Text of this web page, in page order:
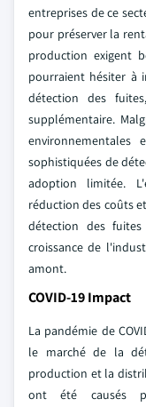
entreprises de ce
pour préserver la
production exigent
pourraient hésiter à
détection des
supplémentaire.
environnementales
sophistiquées de
adoption limitée.
réduction des coûts
détection des
croissance de
amont.
COVID-19 Impact
La pandémie de
le marché de la
production et la
ont été causés